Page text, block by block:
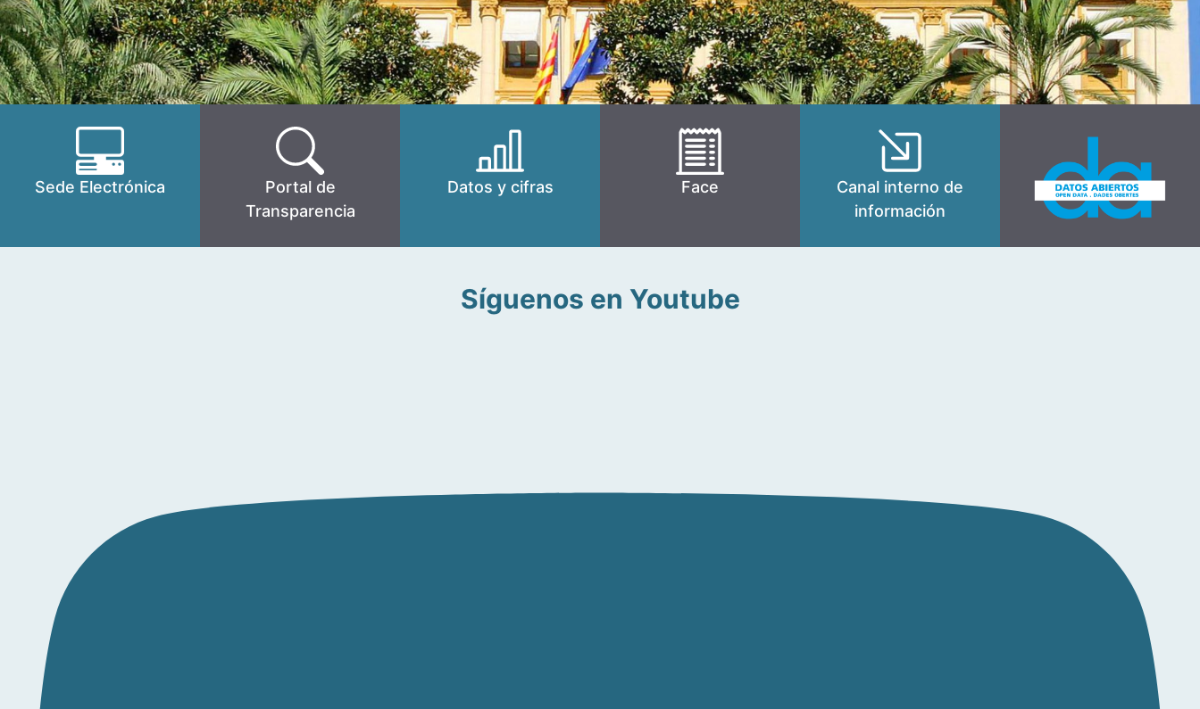
Sede Electrónica
Portal de
Transparencia
Datos y cifras Face
Canal interno de
información
Síguenos en Youtube